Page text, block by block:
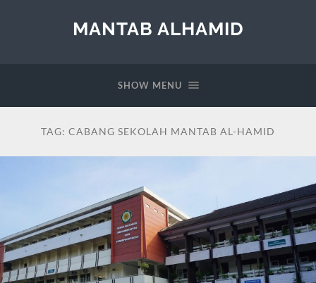
MANTAB ALHAMID
SHOW MENU
TAG: CABANG SEKOLAH MANTAB AL-HAMID